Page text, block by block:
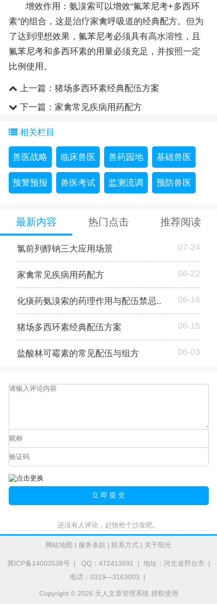
增效作用‌：氨溴索可以增效“氟苯尼考+多西环
素”的组合，这是治疗家禽呼吸道的经典配方。但为
了达到理想效果，氟苯尼考必须具有高水溶性，且
氟苯尼考和多西环素的用量必须充足，并按照一定
比例使用。
上一篇： 猪场多西环素经典配伍方案
下一篇： 家禽常见疾病用药配方
相关栏目
兽医战略 临床兽医 兽药园地 基础兽医
预警预报 兽医考试 监测流调 预防兽医
最新内容 热门点击 推荐阅读
氯前列醇钠三大应用场景 07-24
家禽常见疾病用药配方 06-22
化痰药氨溴索的药理作用与配伍禁忌.. 06-16
猪场多西环素经典配伍方案 06-15
盐酸林可霉素的常见配伍与组方 06-03
还没有人评论，赶快抢个沙发吧。
网站地图 | 服务条款 | 联系方式 | 关于阳光
冀ICP备14003538号| QQ：472413691 | 地址：河北省邢台市 |
电话：0319—3163003 |
Copyright © 2026 天人文章管理系统 授权使用